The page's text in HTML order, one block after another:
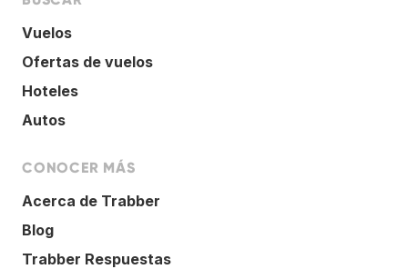
Vuelos
Ofertas de vuelos
Hoteles
Autos
CONOCER MÁS
Acerca de Trabber
Blog
Trabber Respuestas